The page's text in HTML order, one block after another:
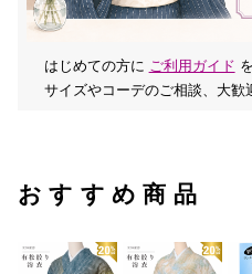
はじめての方に ご利用ガイド
サイズやコーデのご相談、大歓
おすすめ商品